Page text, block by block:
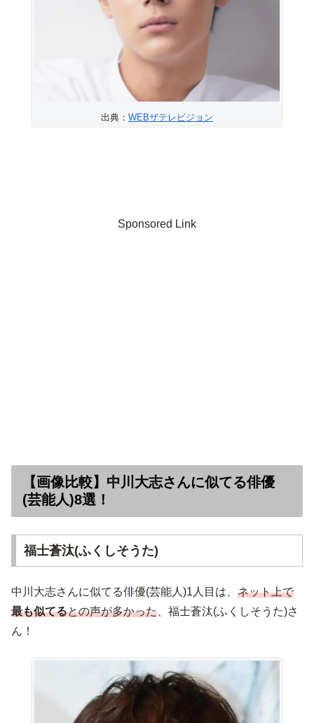
出典： WEBザテレビジョン
Sponsored Link
【画像比較】中川大志さんに似てる俳優
(芸能人)8選！
福士蒼汰(ふくしそうた)
中川大志さんに似てる俳優(芸能人)1人目は、 ネット上で
最も似てるとの声が多かった、福士蒼汰(ふくしそうた)さ
ん！